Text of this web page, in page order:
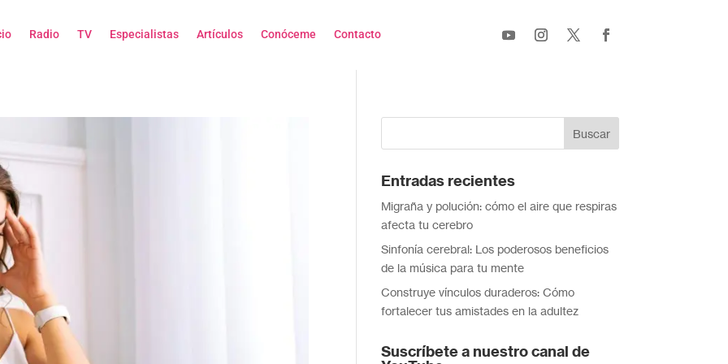
Radio TV Especialistas Artículos Conóceme Contacto
Entradas recientes
Migraña y polución: cómo el aire que respiras
afecta tu cerebro
Sinfonía cerebral: Los poderosos beneficios
de la música para tu mente
Construye vínculos duraderos: Cómo
fortalecer tus amistades en la adultez
Suscríbete a nuestro canal de